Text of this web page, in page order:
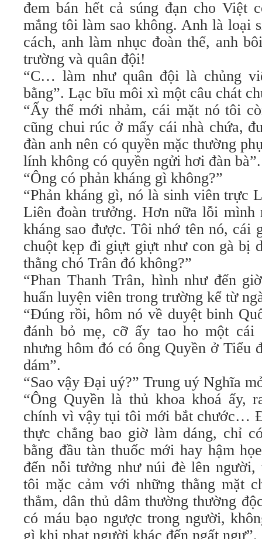
đem bán hết cả súng đạn cho Việt
mắng tôi làm sao không. Anh là loại
cách, anh làm nhục đoàn thể, anh
trường và quân đội!
“C… làm như quân đội là chủng
bằng”. Lạc bĩu môi xì một câu chát
“Ấy thế mới nhảm, cái mặt nó tôi
cũng chui rúc ở mấy cái nhà chứa,
đàn anh nên có quyền mặc thường
lính không có quyền ngửi hơi đàn bà”.
“Ông có phản kháng gì không?”
“Phản kháng gì, nó là sinh viên trực
Liên đoàn trưởng. Hơn nữa lỗi mình
kháng sao được. Tôi nhớ tên nó,
chuột kẹp đi giựt giựt như con gà
thằng chó Trân đó không?”
“Phan Thanh Trân, hình như đến
huấn luyện viên trong trường kể từ
“Đúng rồi, hôm nó về duyệt binh
đánh bỏ mẹ, cỡ ấy tao ho một cái
nhưng hôm đó có ông Quyền ở Tiểu
dám”.
“Sao vậy Đại uý?” Trung uý Nghĩa
“Ông Quyền là thủ khoa khoá ấy,
chính vì vậy tụi tôi mới bắt chước…
thực chẳng bao giờ làm dáng, chỉ
bằng đầu tàn thuốc mới hay hậm
đến nỗi tưởng như núi đè lên
tôi mặc cảm với những thằng mặt
thẳm, dân thủ dâm thường thường
có máu bạo ngược trong người,
gì khi phạt người khác đến ngất ngư”.